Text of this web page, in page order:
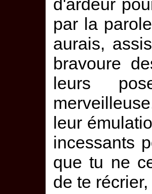
d'ardeur
par la
aurais,
bravoure
leurs
leur
incessants
que tu ne
de te